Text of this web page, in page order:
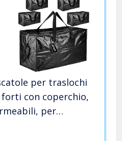
per traslochi
forti con coperchio,
per
per la biancheria